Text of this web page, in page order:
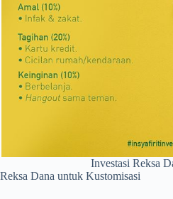
Investasi Reksa
Reksa Dana untuk Kustomisasi